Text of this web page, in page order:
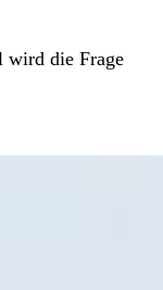
wird die Frage